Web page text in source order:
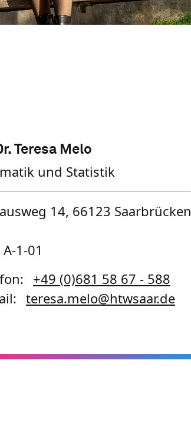
Teresa Melo
und Statistik
14, 66123 Saarbrücken
1-01
+49 (0)681 58 67 - 588
teresa.melo@htwsaar.de